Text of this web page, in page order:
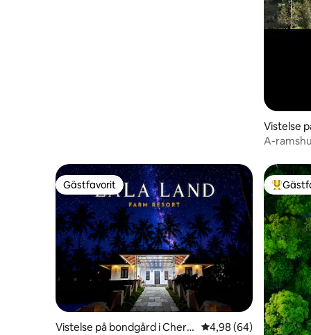
Vistelse
A-
Gästfavorit
Gästfavorit
Vistelse på bondgård i Cheriy 4,98 av 5 i
4,98 (64)